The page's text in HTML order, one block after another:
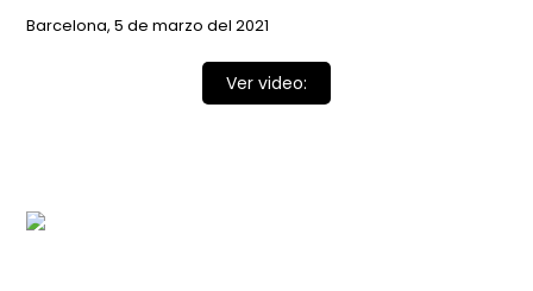
Barcelona, 5 de marzo del 2021
Ver video: